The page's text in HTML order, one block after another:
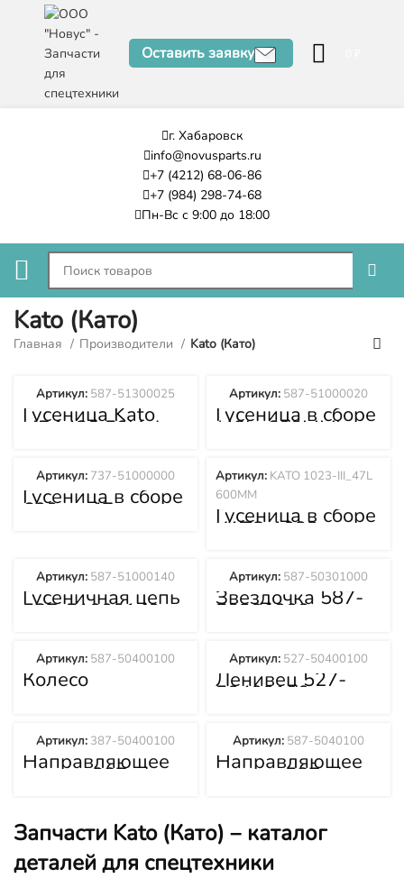
Оставить заявку
г. Хабаровск
info@novusparts.ru
+7 (4212) 68-06-86
+7 (984) 298-74-68
Пн-Вс с 9:00 до 18:00
Kato (Като)
Главная Производители Kato (Като)
Гусеница Kato
HD1430 50Link,
Артикул: 587-51300025
Гусеница в сборе
(48Lx600MM)
Артикул: 587-51000020
Гусеница в сборе
600мм 47
Артикул: 737-51000000
Гусеница в сборе
KATO 1023-
Артикул: KATO 1023-III_47L
600MM
Гусеничная цепь
587-51000140
Артикул: 587-51000140
Звездочка 587-
50301000
Артикул: 587-50301000
Колесо
направляющее
Артикул: 587-50400100
Ленивец 527-
50400100
Артикул: 527-50400100
Направляющее
колесо 387-
Артикул: 387-50400100
Направляющее
колесо 587-
Артикул: 587-5040100
Запчасти Kato (Като) – каталог
деталей для спецтехники